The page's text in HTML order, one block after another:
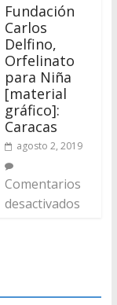
Fundación
Carlos
Delfino,
Orfelinato
para Niña
[material
gráfico]:
Caracas
agosto 2, 2019
Comentarios
desactivados